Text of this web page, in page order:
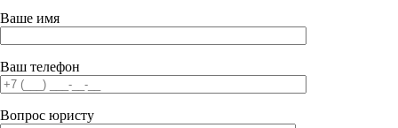
Ваше имя
Ваш телефон
Вопрос юристу